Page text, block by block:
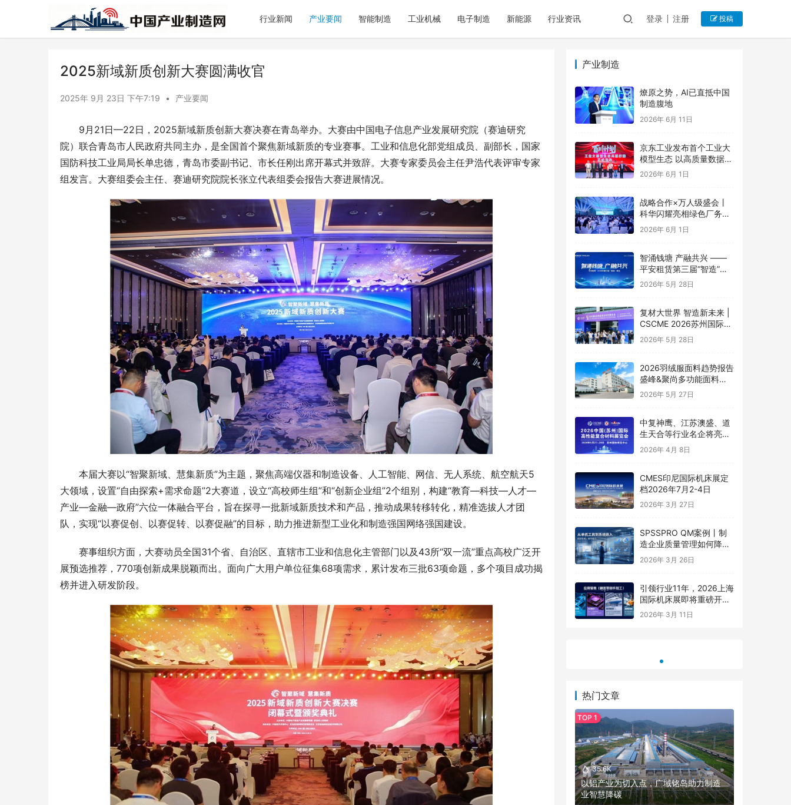
行业新闻 产业要闻 智能制造 工业机械 电子制造 新能源 行业资讯 登录 注册 投稿
2025新域新质创新大赛圆满收官
2025年 9月 23日 下午7:19 • 产业要闻
9月21日—22日，2025新域新质创新大赛决赛在青岛举办。大赛由中国电子信息产业发展研究院（赛迪研究
院）联合青岛市人民政府共同主办，是全国首个聚焦新域新质的专业赛事。工业和信息化部党组成员、副部长，国家
国防科技工业局局长单忠德，青岛市委副书记、市长任刚出席开幕式并致辞。大赛专家委员会主任尹浩代表评审专家
组发言。大赛组委会主任、赛迪研究院院长张立代表组委会报告大赛进展情况。
本届大赛以“智聚新域、慧集新质”为主题，聚焦高端仪器和制造设备、人工智能、网信、无人系统、航空航天5
大领域，设置“自由探索+需求命题”2大赛道，设立“高校师生组”和“创新企业组”2个组别，构建“教育—科技—人才—
产业—金融—政府”六位一体融合平台，旨在探寻一批新域新质技术和产品，推动成果转移转化，精准选拔人才团
队，实现“以赛促创、以赛促转、以赛促融”的目标，助力推进新型工业化和制造强国网络强国建设。
赛事组织方面，大赛动员全国31个省、自治区、直辖市工业和信息化主管部门以及43所“双一流”重点高校广泛开
展预选推荐，770项创新成果脱颖而出。面向广大用户单位征集68项需求，累计发布三批63项命题，多个项目成功揭
榜并进入研发阶段。
产业制造
燎原之势，AI已直抵中国
制造腹地
2026年 6月 11日
京东工业发布首个工业大
模型生态 以高质量数据集
和细分领域模型为产业增
2026年 6月 1日
战略合作×万人级盛会丨
科华闪耀亮相绿色厂务大
会，与行业共谋新章
2026年 6月 1日
智涌钱塘 产融共兴 ——
平安租赁第三届“智造”峰
会顺利举办
2026年 5月 28日
复材大世界 智造新未来 |
CSCME 2026苏州国际复
合材料展览会隆重开幕！
2026年 5月 28日
2026羽绒服面料趋势报告
盛峰&聚尚多功能面料创
新实践
2026年 5月 27日
中复神鹰、江苏澳盛、道
生天合等行业名企将亮相
5月苏州复材展！
2026年 4月 8日
CMES印尼国际机床展定
档2026年7月2-4日
2026年 3月 27日
SPSSPRO QM案例丨制
造企业质量管理如何降本
80%，提效10倍？
2026年 3月 26日
引领行业11年，2026上海
国际机床展即将重磅开
幕，中国机床开春风向
标！【中国机床 开春大
2026年 3月 11日
商混站专用混凝土外加剂公司参考：天祥新
材料适配高标号商品混凝土生产
2026年8月登峰宇包材：解锁市场产品包装
的“3大技术密码”与“5维解决方案”
全部工业仿真软件合集有哪些？2026年五
大主流CAE品牌实力对比
2026成都办公教学家具采购参考：华鑫凯
热门文章
35.6K
以铝产业为切入点，广域铭岛助力制造
业智慧降碳